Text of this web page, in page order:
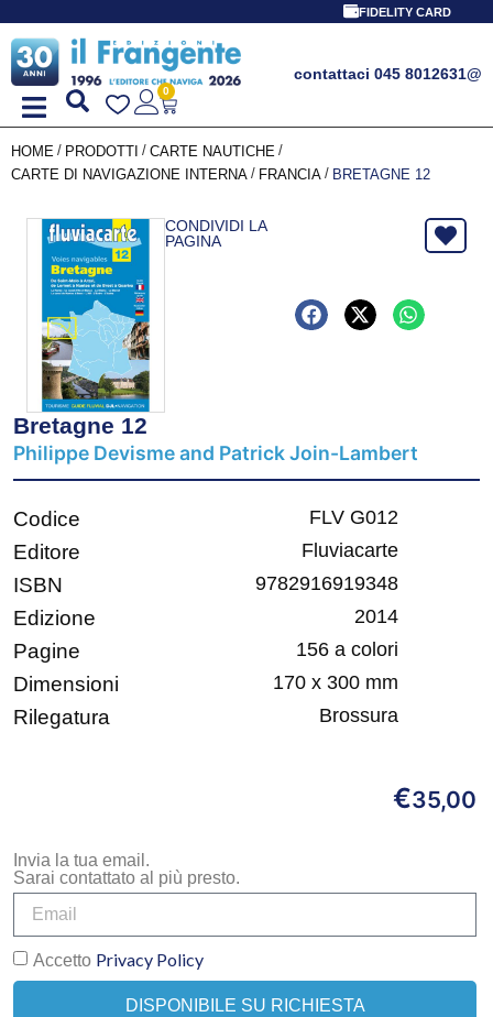
FIDELITY CARD
contattaci 045 8012631@
0
HOME / PRODOTTI / CARTE NAUTICHE /
CARTE DI NAVIGAZIONE INTERNA / FRANCIA / BRETAGNE 12
CONDIVIDI LA
PAGINA
Bretagne 12
Philippe Devisme and Patrick Join-Lambert
Codice FLV G012
Editore Fluviacarte
ISBN 9782916919348
Edizione 2014
Pagine 156 a colori
Dimensioni 170 x 300 mm
Rilegatura Brossura
€35,00
Invia la tua email.
Sarai contattato al più presto.
Accetto Privacy Policy
DISPONIBILE SU RICHIESTA